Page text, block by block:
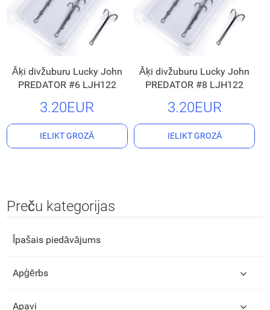
Āķi divžuburu Lucky John
PREDATOR #6 LJH122
3.20EUR
IELIKT GROZĀ
Āķi divžuburu Lucky John
PREDATOR #8 LJH122
3.20EUR
IELIKT GROZĀ
Preču kategorijas
Īpašais piedāvājums
Apģērbs
Apavi